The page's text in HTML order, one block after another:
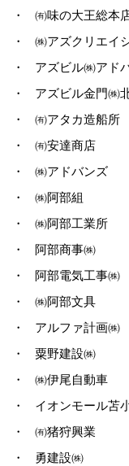
・
㈲味の大王総本
・
㈱アズクリエイ
・
アズビル㈱アド
・
アズビル金門㈱
・
㈲アタカ造船所
・
㈲安達商店
・
㈱アドバンズ
・
㈱阿部組
・
㈱阿部工業所
・
阿部商事㈱
・
阿部電気工事㈱
・
㈱阿部文具
・
アルファ計画㈱
・
粟野建設㈱
・
㈱伊尾自動車
・
イオンモール苫
・
㈲猪狩興業
・
勇建設㈱